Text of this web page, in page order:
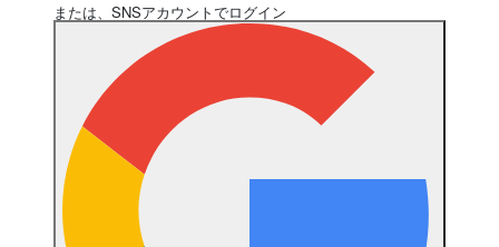
または、SNSアカウントでログイン